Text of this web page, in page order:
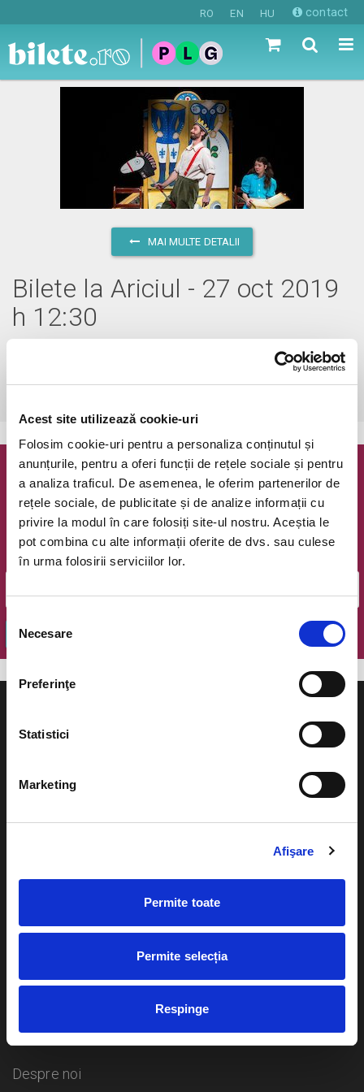
Acest site utilizează cookie-uri
Folosim cookie-uri pentru a personaliza conținutul și
anunțurile, pentru a oferi funcții de rețele sociale și pentru
a analiza traficul. De asemenea, le oferim partenerilor de
rețele sociale, de publicitate și de analize informații cu
privire la modul în care folosiți site-ul nostru. Aceștia le
pot combina cu alte informații oferite de dvs. sau culese
în urma folosirii serviciilor lor.
consimțământului
Necesare
Preferinţe
Statistici
Marketing
Afişare
Permite toate
Permite selecția
Respinge
RO EN HU contact
MAI MULTE DETALII
Bilete la Ariciul - 27 oct 2019
h 12:30
Newsletter @ Bilete.ro
Oferte exclusive si o editie saptamanala cu cele mai noi
evenimente.
Email
OK
Cum comand bilete?
eBilet printat acasa
Returnare bilete
Sport
Cultura
Calendar
Despre noi